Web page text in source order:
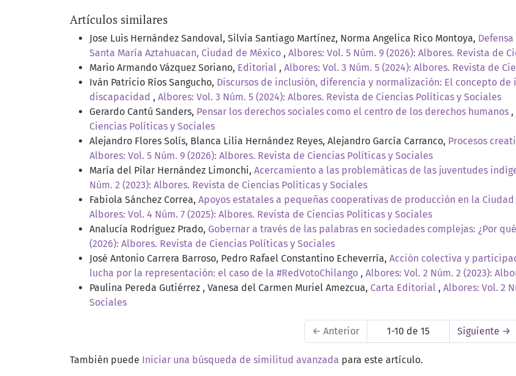
Artículos similares
Jose Luis Hernández Sandoval, Silvia Santiago Martínez, Norma Angelica Rico Montoya,
Santa María Aztahuacan, Ciudad de México , Albores: Vol. 5 Núm. 9 (2026): Albores. Revista de
Mario Armando Vázquez Soriano, Editorial , Albores: Vol. 3 Núm. 5 (2024): Albores. Revista de
Iván Patricio Ríos Sangucho, Discursos de inclusión, diferencia y normalización: El concepto
discapacidad , Albores: Vol. 3 Núm. 5 (2024): Albores. Revista de Ciencias Políticas y Sociales
Gerardo Cantú Sanders, Pensar los derechos sociales como el centro de los derechos humanos ,
Ciencias Políticas y Sociales
Alejandro Flores Solís, Blanca Lilia Hernández Reyes, Alejandro García Carranco, Procesos
Albores: Vol. 5 Núm. 9 (2026): Albores. Revista de Ciencias Políticas y Sociales
María del Pilar Hernández Limonchi, Acercamiento a las problemáticas de las juventudes
Núm. 2 (2023): Albores. Revista de Ciencias Políticas y Sociales
Fabiola Sánchez Correa, Apoyos estatales a pequeñas cooperativas de producción en la
Albores: Vol. 4 Núm. 7 (2025): Albores. Revista de Ciencias Políticas y Sociales
Analucía Rodríguez Prado, Gobernar a través de las palabras en sociedades complejas: ¿Por
(2026): Albores. Revista de Ciencias Políticas y Sociales
José Antonio Carrera Barroso, Pedro Rafael Constantino Echeverría, Acción colectiva y
lucha por la representación: el caso de la #RedVotoChilango , Albores: Vol. 2 Núm. 2 (2023):
Paulina Pereda Gutiérrez , Vanesa del Carmen Muriel Amezcua, Carta Editorial , Albores: Vol. 2
Sociales
← Anterior 1-10 de 15 Siguiente →
También puede Iniciar una búsqueda de similitud avanzada para este artículo.